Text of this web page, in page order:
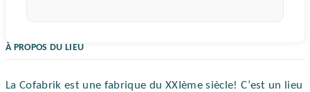
À PROPOS DU LIEU
La Cofabrik est une fabrique du XXIème siècle! C’est un lieu